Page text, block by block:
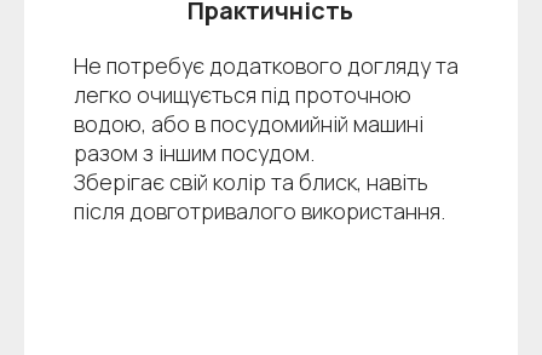
Практичність
Не потребує додаткового догляду та
легко очищується під проточною
водою, або в посудомийній машині
разом з іншим посудом.
Зберігає свій колір та блиск, навіть
після довготривалого використання.